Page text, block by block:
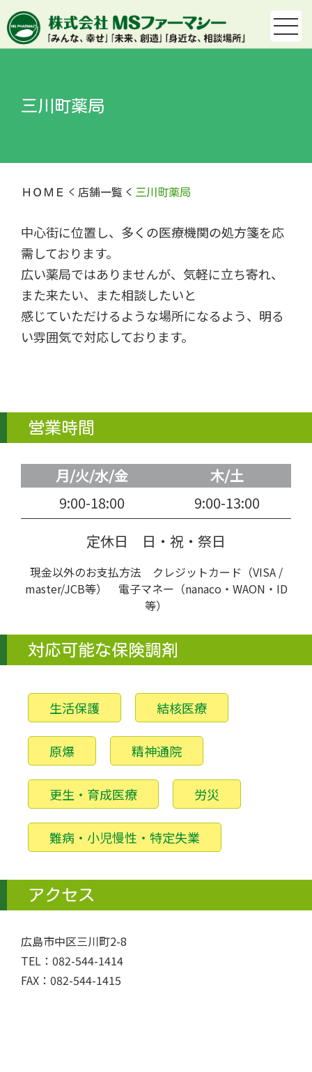
三川町薬局
ＨＯＭＥ 店舗一覧 三川町薬局
中心街に位置し、多くの医療機関の処方箋を応
需しております。
広い薬局ではありませんが、気軽に立ち寄れ、
また来たい、また相談したいと
感じていただけるような場所になるよう、明る
い雰囲気で対応しております。
営業時間
月/火/水/金
木/土
9:00-18:00
9:00-13:00
定休日 日・祝・祭日
現金以外のお支払方法 クレジットカード（VISA /
master/JCB等） 電子マネー（nanaco・WAON・ID
等）
対応可能な保険調剤
生活保護 結核医療
原爆 精神通院
更生・育成医療 労災
難病・小児慢性・特定失業
アクセス
広島市中区三川町2-8
TEL：082-544-1414
FAX：082-544-1415